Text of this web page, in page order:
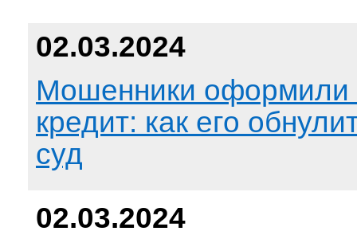
02.03.2024
Мошенники оформили
кредит: как его
суд
02.03.2024